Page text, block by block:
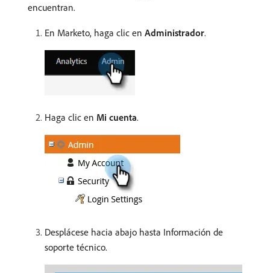
encuentran.
En Marketo, haga clic en Administrador.
Haga clic en Mi cuenta.
Desplácese hacia abajo hasta Información de
soporte técnico.